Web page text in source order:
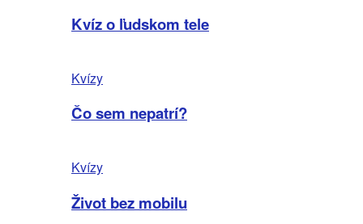
Kvíz o ľudskom tele
Kvízy
Čo sem nepatrí?
Kvízy
Život bez mobilu